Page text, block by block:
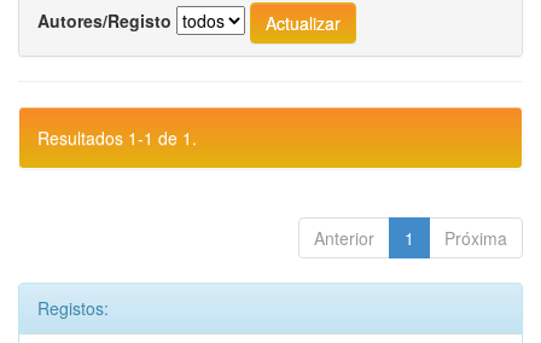
Autores/Registo
Resultados 1-1 de 1.
Anterior 1 Próxima
Registos: